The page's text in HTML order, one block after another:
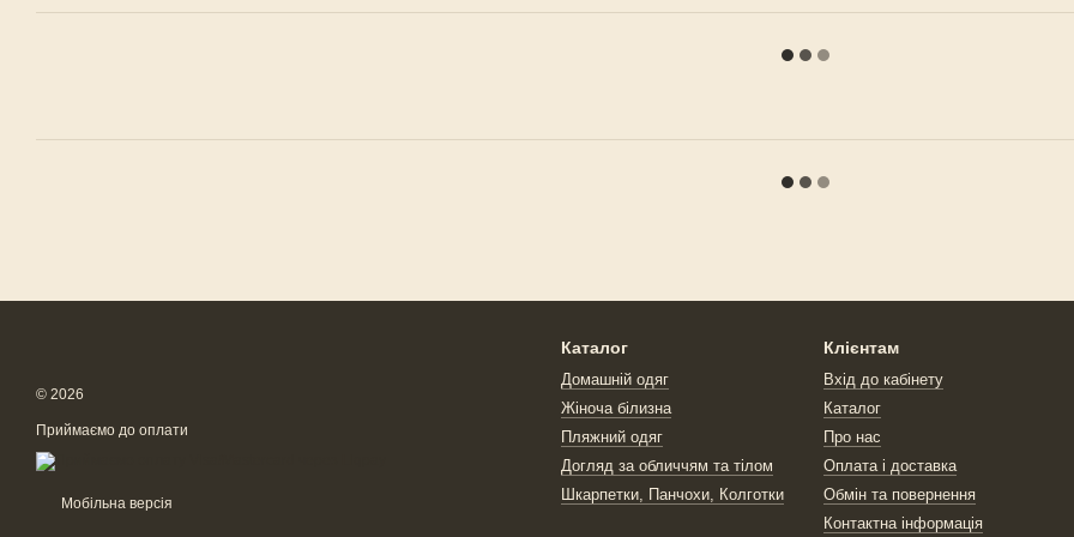
© 2026
Приймаємо до оплати
Мобільна версія
Каталог
Домашній одяг
Жіноча білизна
Пляжний одяг
Догляд за обличчям та тілом
Шкарпетки, Панчохи, Колготки
Клієнтам
Вхід до кабінету
Каталог
Про нас
Оплата і доставка
Обмін та повернення
Контактна інформація